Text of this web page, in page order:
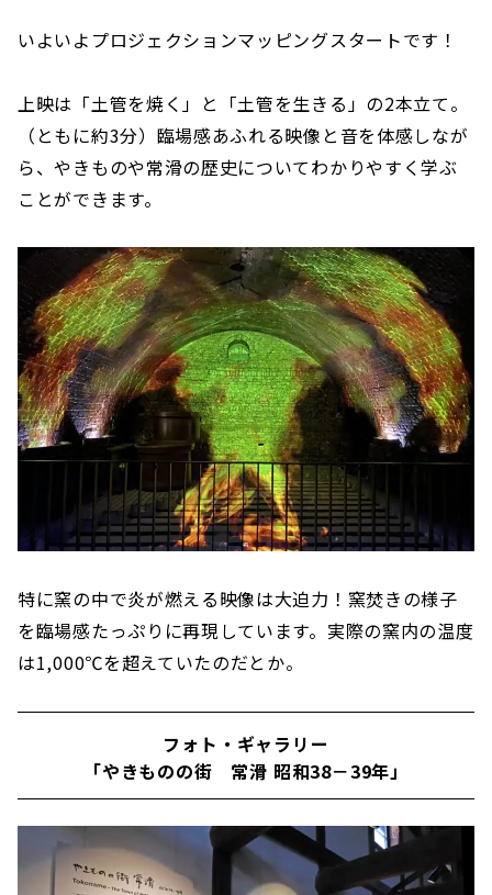
いよいよプロジェクションマッピングスタートです！
上映は「土管を焼く」と「土管を生きる」の2本立て。
（ともに約3分）臨場感あふれる映像と音を体感しなが
ら、やきものや常滑の歴史についてわかりやすく学ぶ
ことができます。
特に窯の中で炎が燃える映像は大迫力！窯焚きの様子
を臨場感たっぷりに再現しています。実際の窯内の温度
は1,000℃を超えていたのだとか。
フォト・ギャラリー
「やきものの街 常滑 昭和38－39年」